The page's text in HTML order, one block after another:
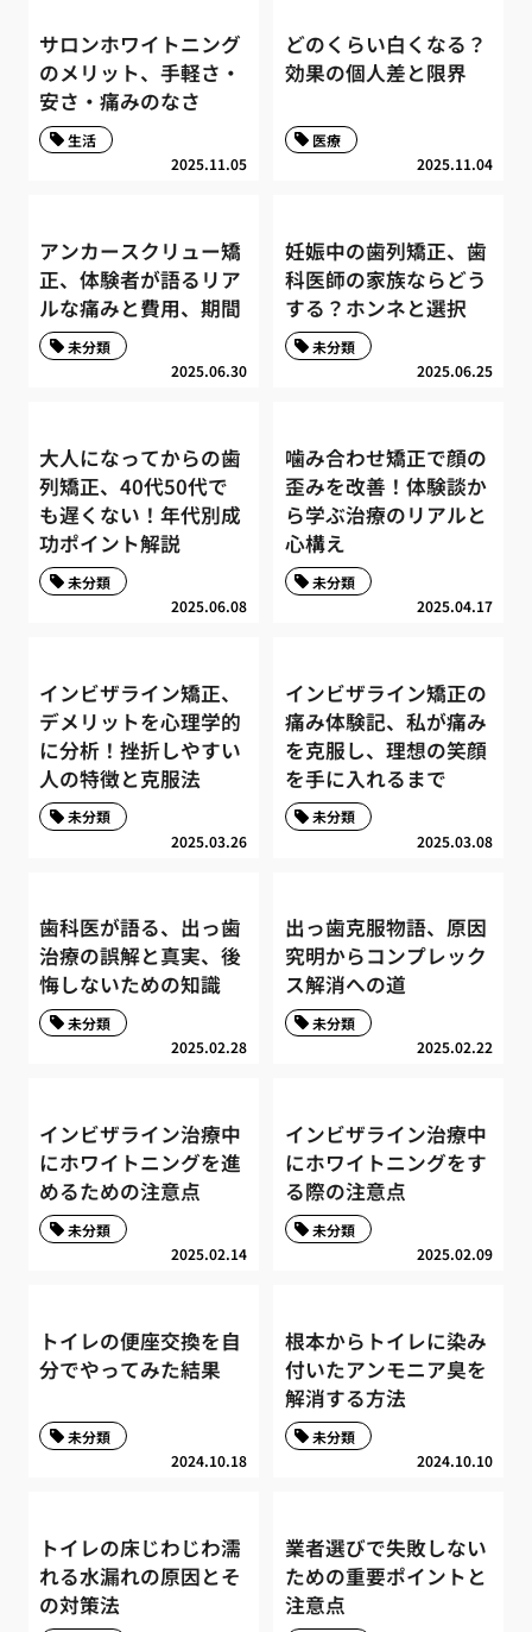
サロンホワイトニング
のメリット、手軽さ・
安さ・痛みのなさ
2025.11.05
生活
どのくらい白くなる？
効果の個人差と限界
2025.11.04
医療
アンカースクリュー矯
正、体験者が語るリア
ルな痛みと費用、期間
2025.06.30
未分類
妊娠中の歯列矯正、歯
科医師の家族ならどう
する？ホンネと選択
2025.06.25
未分類
大人になってからの歯
列矯正、40代50代で
も遅くない！年代別成
功ポイント解説
2025.06.08
未分類
噛み合わせ矯正で顔の
歪みを改善！体験談か
ら学ぶ治療のリアルと
心構え
2025.04.17
未分類
インビザライン矯正、
デメリットを心理学的
に分析！挫折しやすい
人の特徴と克服法
2025.03.26
未分類
インビザライン矯正の
痛み体験記、私が痛み
を克服し、理想の笑顔
を手に入れるまで
2025.03.08
未分類
歯科医が語る、出っ歯
治療の誤解と真実、後
悔しないための知識
2025.02.28
未分類
出っ歯克服物語、原因
究明からコンプレック
ス解消への道
2025.02.22
未分類
インビザライン治療中
にホワイトニングを進
めるための注意点
2025.02.14
未分類
インビザライン治療中
にホワイトニングをす
る際の注意点
2025.02.09
未分類
トイレの便座交換を自
分でやってみた結果
2024.10.18
未分類
根本からトイレに染み
付いたアンモニア臭を
解消する方法
2024.10.10
未分類
トイレの床じわじわ濡
れる水漏れの原因とそ
の対策法
業者選びで失敗しない
ための重要ポイントと
注意点